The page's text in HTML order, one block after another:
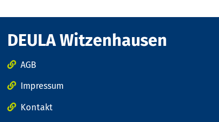
DEULA Witzenhausen
AGB
Impressum
Kontakt